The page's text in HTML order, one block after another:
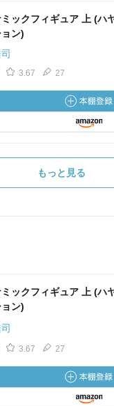
ックフィギュア 上 (ハ
ン)
3.67 27
もっと見る
ックフィギュア 上 (ハ
ン)
3.67 27